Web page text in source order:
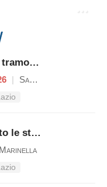
Visite guidate al tramonto a Castello di Santa Severa
| Santa Marinella
Libri e calici sotto le stelle del Castello